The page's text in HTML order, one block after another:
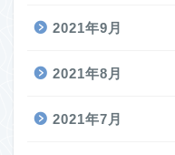
2021年9月
2021年8月
2021年7月